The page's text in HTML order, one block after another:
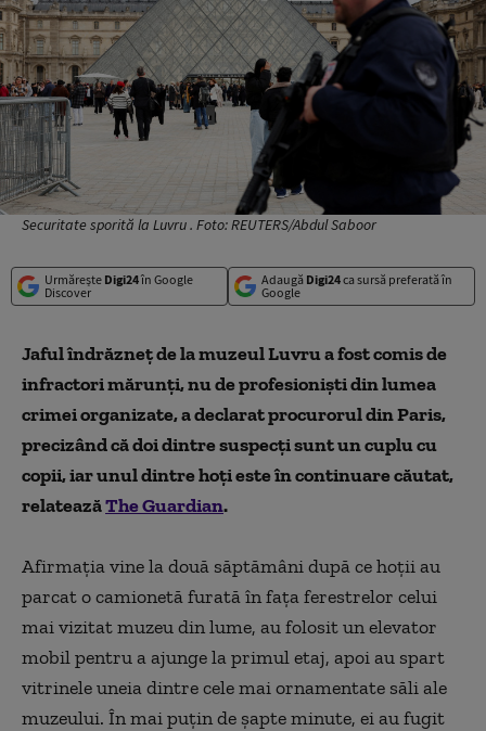
Securitate sporită la Luvru . Foto: REUTERS/Abdul Saboor
Urmărește Digi24în Google
Discover
Adaugă Digi24ca sursă preferată în
Google
Jaful îndrăzneţ de la muzeul Luvru a fost comis de
infractori mărunţi, nu de profesionişti din lumea
crimei organizate, a declarat procurorul din Paris,
precizând că doi dintre suspecţi sunt un cuplu cu
copii, iar unul dintre hoţi este în continuare căutat,
relateazăThe Guardian.
Afirmaţia vine la două săptămâni după ce hoţii au
parcat o camionetă furată în faţa ferestrelor celui
mai vizitat muzeu din lume, au folosit un elevator
mobil pentru a ajunge la primul etaj, apoi au spart
vitrinele uneia dintre cele mai ornamentate săli ale
muzeului. În mai puţin de şapte minute, ei au fugit